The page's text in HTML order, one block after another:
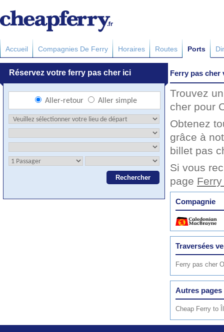
Accueil Compagnies De Ferry Horaires Routes Ports
Ferry pas cher
Trouvez
cher pour
Obtenez
grâce à
billet pas
Si vous
page
Compagnie
Traversées
Ferry pas cher
Autres pages
Cheap Ferry to